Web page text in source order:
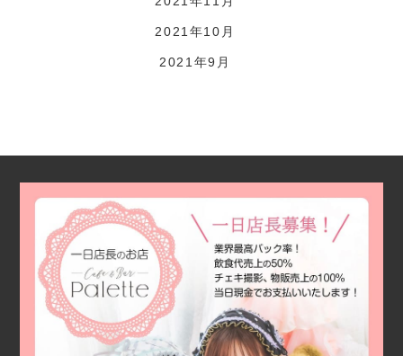
2021年10月
2021年9月